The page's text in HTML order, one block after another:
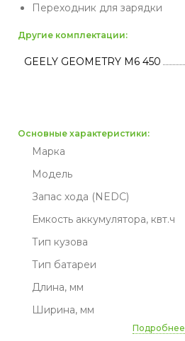
Переходник для зарядки
Другие комплектации:
GEELY GEOMETRY M6 450
Основные характеристики:
Марка
Модель
Запас хода (NEDC)
Емкость аккумулятора, квт.ч
Тип кузова
Тип батареи
Длина, мм
Ширина, мм
Подробнее